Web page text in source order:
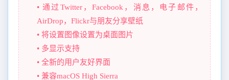
• 通过Twitter，Facebook，消息，电子邮件，
AirDrop，Flickr与朋友分享壁纸
• 将设置图像设置为桌面图片
• 多显示支持
• 全新的用户友好界面
• 兼容macOS High Sierra